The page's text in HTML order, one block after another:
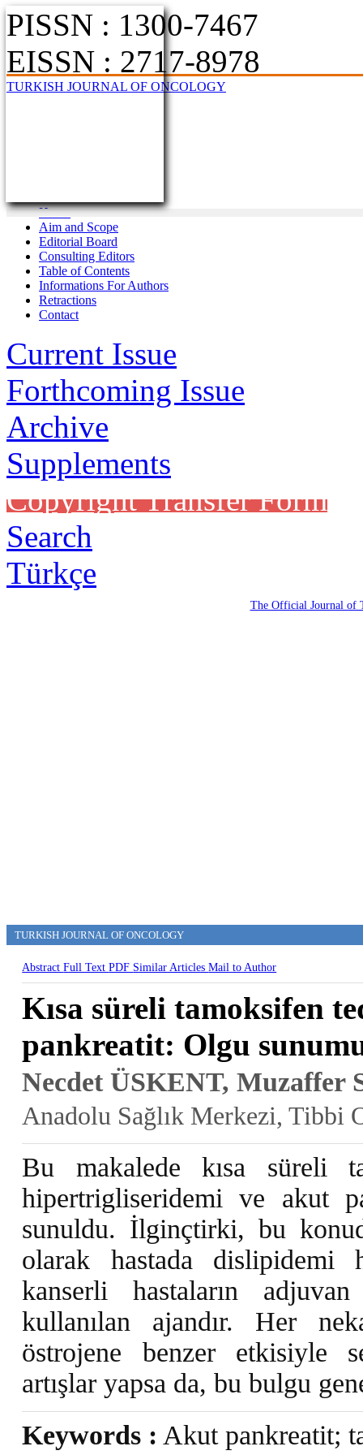
PISSN : 1300-7467
EISSN : 2717-8978
TURKISH JOURNAL OF ONCOLOGY
Home
Aim and Scope
Editorial Board
Consulting Editors
Table of Contents
Informations For Authors
Retractions
Contact
Current Issue
Forthcoming Issue
Archive
Supplements
Copyright Transfer Form
Search
Türkçe
The Official Journal of
TURKISH JOURNAL OF ONCOLOGY
AbstractFull TextPDF Similar ArticlesMail to Author
Kısa süreli tamoksifen
pankreatit: Olgu
Necdet ÜSKENT,
Anadolu Sağlık Merkezi, Tibbi
Bu makalede kısa süreli
hipertrigliseridemi ve akut
sunuldu. İlginçtirki, bu
olarak hastada dislipidemi
kanserli hastaların
kullanılan ajandır. Her
östrojene benzer etkisiyle
artışlar yapsa da, bu bulgu
Keywords : Akut pankreatit;